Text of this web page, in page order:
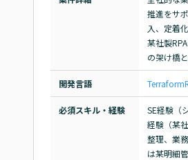
推進をサ
入、定着
某社製
の架け橋
開発言語 Terraform
必須スキル・経験
SE経験（
経験（某
整理、業
は某明細